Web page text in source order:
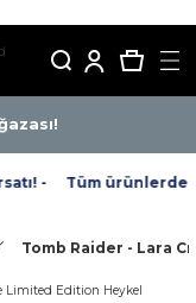
- Tüm ürünlerde
Tomb Raider - Lara